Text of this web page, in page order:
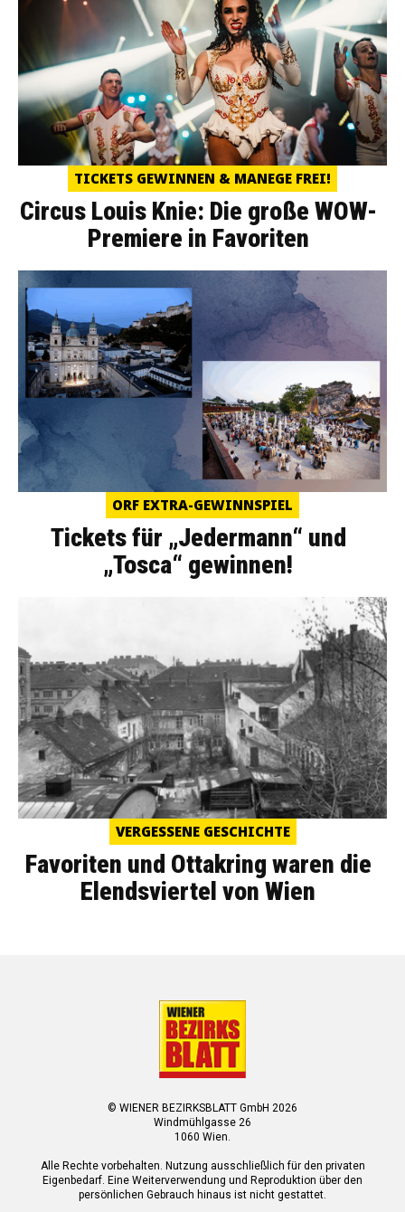
TICKETS GEWINNEN & MANEGE FREI!
Circus Louis Knie: Die große WOW-
Premiere in Favoriten
ORF EXTRA-GEWINNSPIEL
Tickets für „Jedermann“ und
„Tosca“ gewinnen!
VERGESSENE GESCHICHTE
Favoriten und Ottakring waren die
Elendsviertel von Wien
© WIENER BEZIRKSBLATT GmbH 2026
Windmühlgasse 26
1060 Wien.
Alle Rechte vorbehalten. Nutzung ausschließlich für den privaten
Eigenbedarf. Eine Weiterverwendung und Reproduktion über den
persönlichen Gebrauch hinaus ist nicht gestattet.